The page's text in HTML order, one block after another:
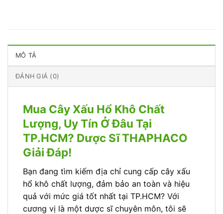
MÔ TẢ
ĐÁNH GIÁ (0)
Mua Cây Xấu Hổ Khô Chất
Lượng, Uy Tín Ở Đâu Tại
TP.HCM? Dược Sĩ THAPHACO
Giải Đáp!
Bạn đang tìm kiếm địa chỉ cung cấp cây xấu
hổ khô chất lượng, đảm bảo an toàn và hiệu
quả với mức giá tốt nhất tại TP.HCM? Với
cương vị là một dược sĩ chuyên môn, tôi sẽ